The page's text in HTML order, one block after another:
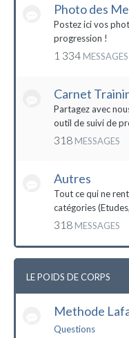
Photo des
Postez ici vos
progression !
1 334 MESSAGES
Carnet
Partagez avec
outil de suivi de
318 MESSAGES
Autres
Tout ce qui ne
catégories
318 MESSAGES
LE POIDS DE CORPS
Methode
Questions